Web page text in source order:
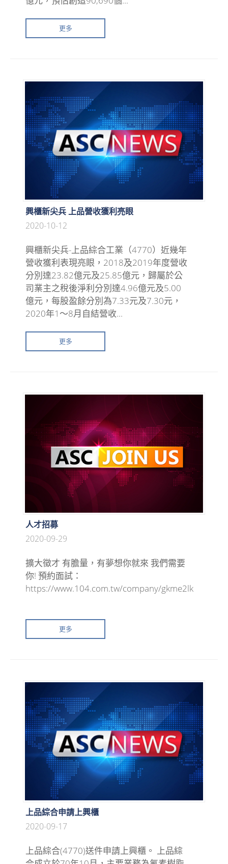
更多
興櫃新尖兵 上品營收獲利亮眼
2020-10-12
興櫃新尖兵-上品綜合工業（4770）近幾年
營收獲利表現亮眼，2018及2019年度營收
分別達23.82億元及25.85億元，歸屬於公
司業主之稅後淨利分別達4.96億元及5.00
億元，每股盈餘分別為7.33元及7.30元，
2020年1～8月自結營收...
更多
人才招募
2020-09-29
擴大徵才 有膽量，有夢想你就來 我們需要
你! 預約面試：
https://www.104.com.tw/company/gkme2lk
更多
上品綜合申請上興櫃
2020-09-17
上品綜合(4770)送件申請上興櫃。 上品綜